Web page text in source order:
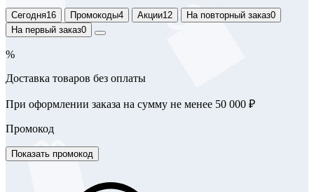
Сегодня16 Промокоды4 Акции12 На повторный заказ0
На первый заказ0
%
Доставка товаров без оплаты
При оформлении заказа на сумму не менее 50 000 ₽
Промокод
Показать промокод